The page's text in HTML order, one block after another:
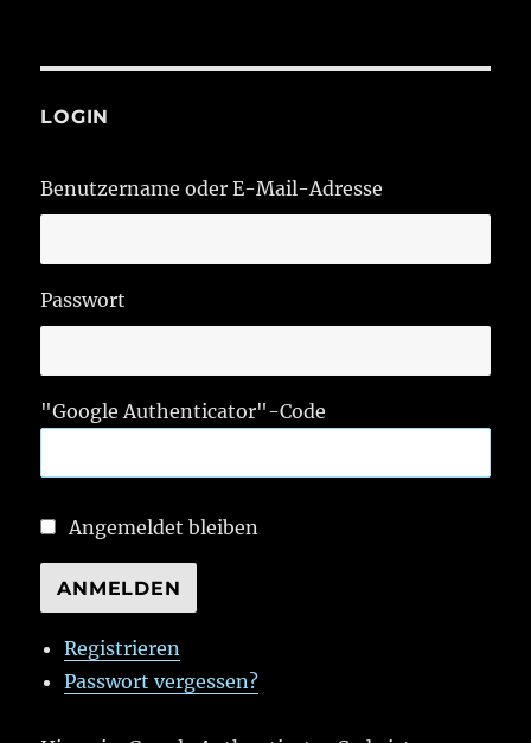
LOGIN
Benutzername oder E-Mail-Adresse
Passwort
"Google Authenticator"-Code
Angemeldet bleiben
ANMELDEN
Registrieren
Passwort vergessen?